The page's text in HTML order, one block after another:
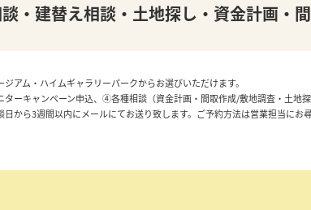
・建替え相談・土地探し・資金計画・間
アム・ハイムギャラリーパークからお選びいただけます。
キャンペーン申込、④各種相談（資金計画・間取作成/敷地調査・土地
から3週間以内にメールにてお送り致します。ご予約方法は営業担当にお